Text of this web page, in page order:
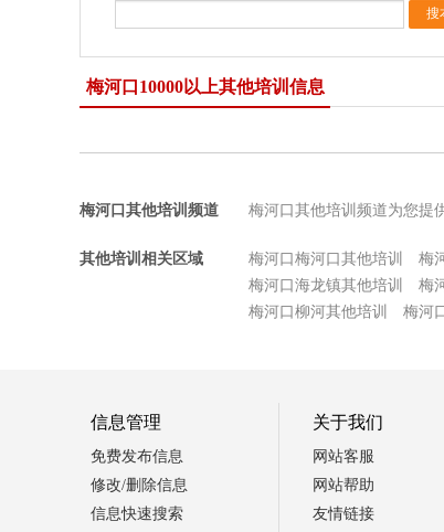
梅河口10000以上其他培训信息
梅河口其他培训频道 梅河口其他培训频道为您提
其他培训相关区域 梅河口梅河口其他培训 梅
梅河口海龙镇其他培训
梅
梅河口柳河其他培训
梅河
信息管理
免费发布信息
修改/删除信息
信息快速搜索
关于我们
网站客服
网站帮助
友情链接